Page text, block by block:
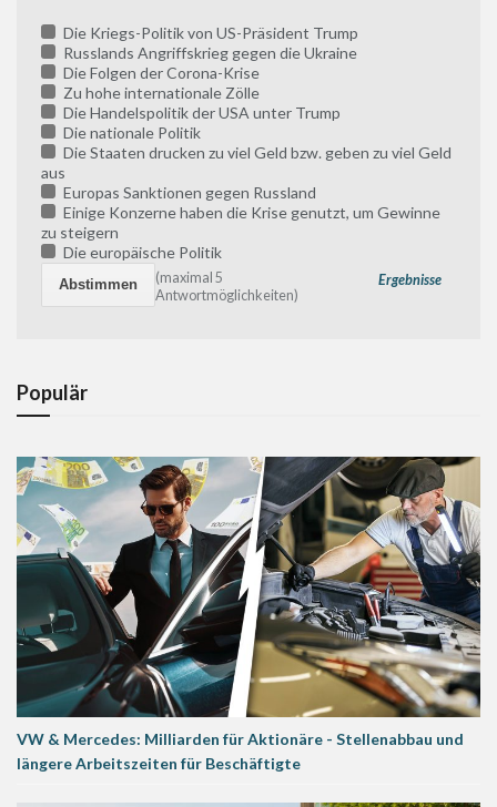
Die Kriegs-Politik von US-Präsident Trump
Russlands Angriffskrieg gegen die Ukraine
Die Folgen der Corona-Krise
Zu hohe internationale Zölle
Die Handelspolitik der USA unter Trump
Die nationale Politik
Die Staaten drucken zu viel Geld bzw. geben zu viel Geld
aus
Europas Sanktionen gegen Russland
Einige Konzerne haben die Krise genutzt, um Gewinne
zu steigern
Die europäische Politik
Ergebnisse
(maximal 5
Antwortmöglichkeiten)
Populär
VW & Mercedes: Milliarden für Aktionäre - Stellenabbau und
längere Arbeitszeiten für Beschäftigte